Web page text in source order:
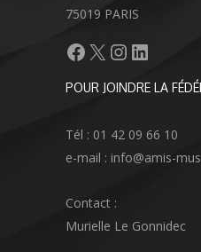
75019 PARIS
Facebook
X Instagram
LinkedIn
POUR JOINDRE LA
Tél : 01 42 09 66 10
e-mail : info@amis-
Contact :
Murielle Le Gonnidec